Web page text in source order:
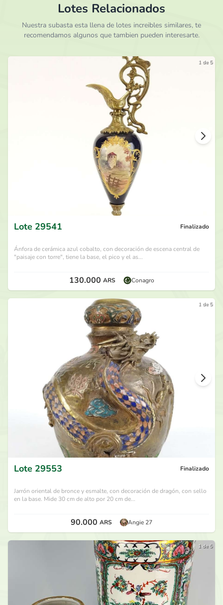
Lotes Relacionados
Nuestra subasta esta llena de lotes increibles similares, te
recomendamos algunos que tambien pueden interesarte.
1 de 5
Lote 29541 Finalizado
Ánfora de cerámica azul cobalto, con decoración de escena central de
"paisaje con torre", tiene la base, el pico y el as...
130.000 ARS Conagro
1 de 5
Lote 29553 Finalizado
Jarrón oriental de bronce y esmalte, con decoración de dragón, con sello
en la base. Mide 30 cm de alto por 20 cm de...
90.000 ARS Angie 27
1 de 5